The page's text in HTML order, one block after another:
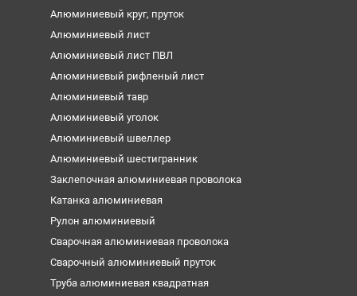
Алюминиевый круг, пруток
Алюминиевый лист
Алюминиевый лист ПВЛ
Алюминиевый рифленый лист
Алюминиевый тавр
Алюминиевый уголок
Алюминиевый швеллер
Алюминиевый шестигранник
Заклепочная алюминиевая проволока
Катанка алюминиевая
Рулон алюминиевый
Сварочная алюминиевая проволока
Сварочный алюминиевый пруток
Труба алюминиевая квадратная